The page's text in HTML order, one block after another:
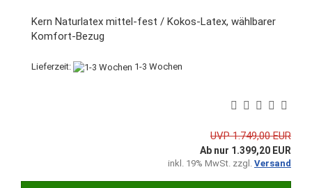
Kern Naturlatex mittel-fest / Kokos-Latex, wählbarer
Komfort-Bezug
Lieferzeit: 1-3 Wochen
UVP 1.749,00 EUR
Ab nur 1.399,20 EUR
inkl. 19% MwSt. zzgl. Versand